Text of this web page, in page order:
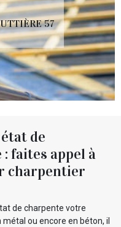
57
de
faites appel à
charpentier
de charpente votre
ou encore en béton, il